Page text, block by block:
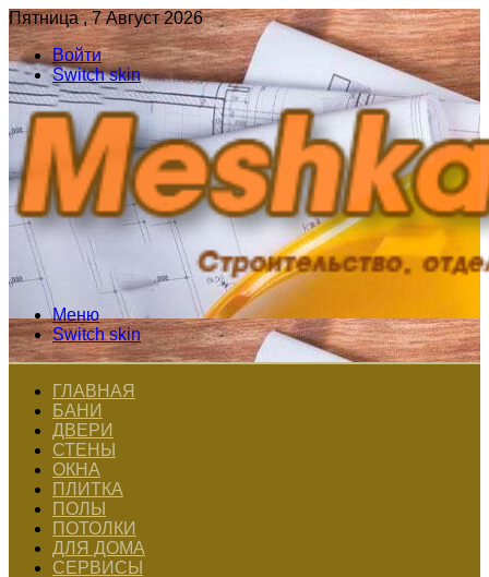
Пятница , 7 Август 2026
Войти
Switch skin
Меню
Switch skin
ГЛАВНАЯ
БАНИ
ДВЕРИ
СТЕНЫ
ОКНА
ПЛИТКА
ПОЛЫ
ПОТОЛКИ
ДЛЯ ДОМА
СЕРВИСЫ